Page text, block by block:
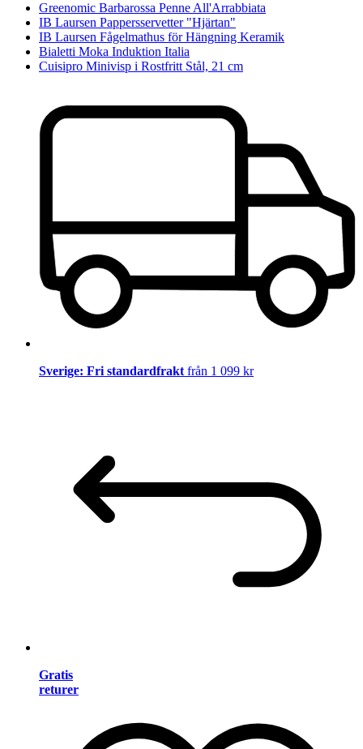
Greenomic Barbarossa Penne All'Arrabbiata
IB Laursen Pappersservetter "Hjärtan"
IB Laursen Fågelmathus för Hängning Keramik
Bialetti Moka Induktion Italia
Cuisipro Minivisp i Rostfritt Stål, 21 cm
Sverige: Fri standardfrakt från 1 099 kr
Gratis
returer